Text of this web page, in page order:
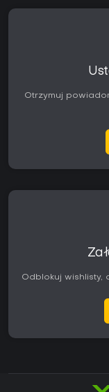
Otrzymuj
Odblokuj wishlisty,